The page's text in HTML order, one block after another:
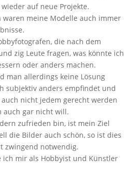
auf neue Projekte.
waren meine Modelle auch immer
die nach dem
zig Leute fragen, was könnte ich
oder anders machen.
man allerdings keine Lösung
subjektiv anders empfindet und
nicht jedem gerecht werden
auch gar nicht will.
zufrieden bin, ist mein Ziel
die Bilder auch schön, so ist dies
zwingend notwendig.
ich mir als Hobbyist und Künstler